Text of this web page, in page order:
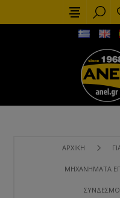
ΑΡΧΙΚΉ
ΜΗΧΑΝΉΜΑΤΑ